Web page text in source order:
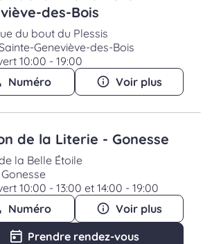
des-Bois
du bout du Plessis
Geneviève-des-Bois
10:00 - 19:00
Numéro
Voir plus
de la Literie - Gonesse
la Belle Étoile
10:00 - 13:00 et 14:00 - 19:00
Numéro
Voir plus
Prendre rendez-vous